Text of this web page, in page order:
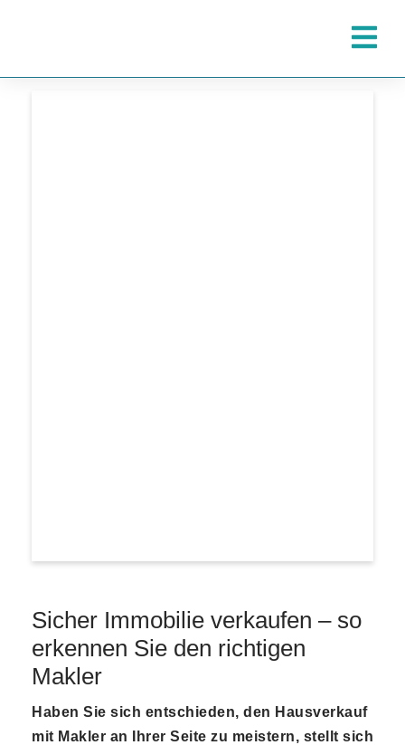
Sicher Immobilie verkaufen – so
erkennen Sie den richtigen
Makler
Haben Sie sich entschieden, den Hausverkauf
mit Makler an Ihrer Seite zu meistern, stellt sich